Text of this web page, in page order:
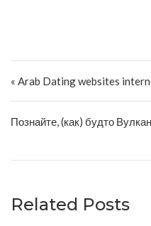
« Arab Dating websites
Познайте, (как) будто
Related Posts